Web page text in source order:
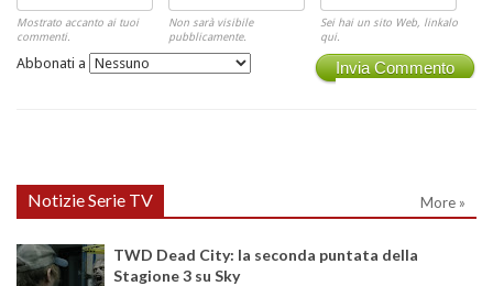
Mostrato accanto ai tuoi
commenti.
Non sarà visibile
pubblicamente.
Sei hai un sito Web, linkalo
qui.
Invia Commento
Abbonati a
Notizie Serie TV More »
TWD Dead City: la seconda puntata della
Stagione 3 su Sky